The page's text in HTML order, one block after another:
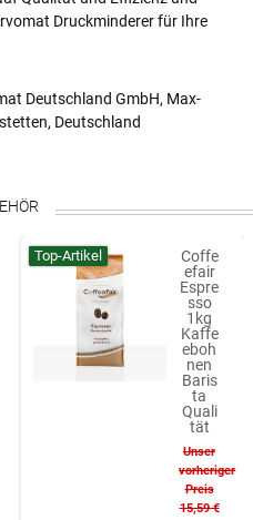
Druckminderer für Ihre
Deutschland GmbH, Max-
Deutschland
Top-Artikel
Coffe
efair
Espre
sso
1kg
Kaffe
eboh
nen
Baris
ta
Quali
tät
Unser
vorheriger
Preis
15,59 €